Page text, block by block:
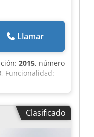
Llamar
2015, número
, Funcionalidad:
de prensado:
mesa:2.000
mm, altura de la
2.400 mm, ancho
Clasificado